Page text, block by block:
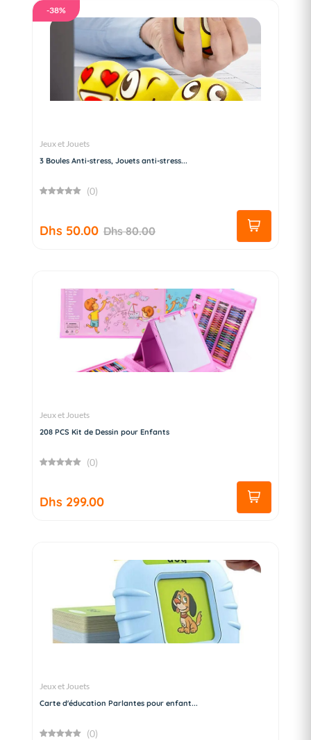
-38%
Jeux et Jouets
3 Boules Anti-stress, Jouets anti-stress...
(0)
Dhs 50.00 Dhs 80.00
Jeux et Jouets
208 PCS Kit de Dessin pour Enfants
(0)
Dhs 299.00
Jeux et Jouets
Carte d'éducation Parlantes pour enfant...
(0)